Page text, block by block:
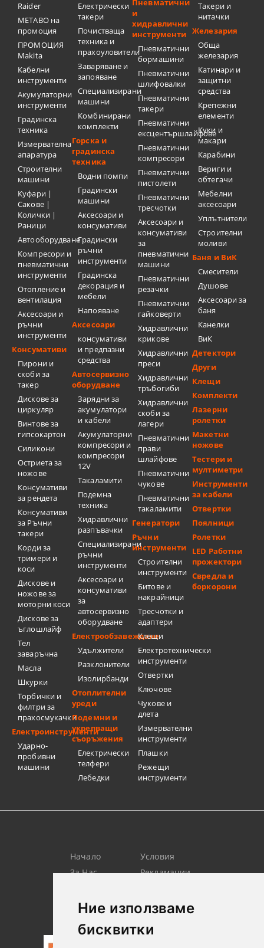
Ние използваме
бисквитки
Raider
METABO на
промоция
ПРОМОЦИЯ
Makita
Кабелни
инструменти
Акумулаторни
инструменти
Градинска
техника
Измервателна
апаратура
Строителни
машини
Куфари |
Сакове |
Колички |
Раници
Автооборудване
Компресори и
пневматични
инструменти
Отопление и
вентилация
Аксесоари и
ръчни
инструменти
Консумативи
Пирони и
скоби за
такер
Дискове за
циркуляр
Винтове за
гипсокартон
Силикони
Остриета за
ножове
Консумативи
за рендета
Консумативи
за Ръчни
такери
Корди за
тримери и
коси
Дискове и
ножове за
моторни коси
Дискове за
ъглошлайф
Тел
заваръчна
Масла
Шкурки
Торбички и
филтри за
прахосмукачки
Електроинструменти
Ударно-
пробивни
машини
Електрически
такери
Почистваща
техника и
прахоуловители
Заваряване и
запояване
Специализирани
машини
Комбинирани
комплекти
Горска и
градинска
техника
Водни помпи
Градински
машини
Аксесоари и
консумативи
Градински
ръчни
инструменти
Градинска
декорация и
мебели
Напояване
Аксесоари
консумативи
и предпазни
средства
Автосервизно
оборудване
Зарядни за
акумулатори
и кабели
Акумулаторни
компресори и
компресори
12V
Такаламити
Подемна
техника
Хидравлични
разпъвачки
Специализирани
ръчни
инструменти
Аксесоари и
консумативи
за
автосервизно
оборудване
Електрообзавеждане
Удължители
Разклонители
Изолирбанди
Отоплителни
уреди
Подемни и
укрепващи
съоръжения
Електрически
телфери
Лебедки
Пневматични
и
хидравлични
инструменти
Пневматични
бормашини
Пневматични
шлифовалки
Пневматични
такери
Пневматични
ексцентършлайфове
Пневматични
компресори
Пневматични
пистолети
Пневматични
тресчотки
Аксесоари и
консумативи
за
пневматични
машини
Пневматични
резачки
Пневматични
гайковерти
Хидравлични
крикове
Хидравлични
преси
Хидравлични
тръбогиби
Хидравлични
скоби за
лагери
Пневматични
прави
шлайфове
Пневматични
чукове
Пневматични
такаламити
Генератори
Ръчни
инструменти
Строителни
инструменти
Битове и
накрайници
Тресчотки и
адаптери
Клещи
Електротехнически
инструменти
Отвертки
Ключове
Чукове и
длета
Измервателни
инструменти
Плашки
Режещи
инструменти
Такери и
нитачки
Железария
Обща
железария
Катинари и
защитни
средства
Крепежни
елементи
Куки и
макари
Карабини
Вериги и
обтегачи
Мебелни
аксесоари
Уплътнители
Строителни
моливи
Баня и ВиК
Смесители
Душове
Аксесоари за
баня
Канелки
ВиК
Детектори
Други
Клещи
Комплекти
Лазерни
ролетки
Макетни
ножове
Тестери и
мултиметри
Инструменти
за кабели
Отвертки
Поялници
Ролетки
LED Работни
прожектори
Свредла и
боркорони
Начало
За Нас
Лични
Данни
Условия
Рекламации
Новини